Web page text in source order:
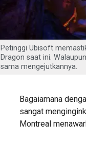
Petinggi Ubisoft
Dragon saat ini.
sama mengejutkannya.
Bagaiamana
sangat
Montreal